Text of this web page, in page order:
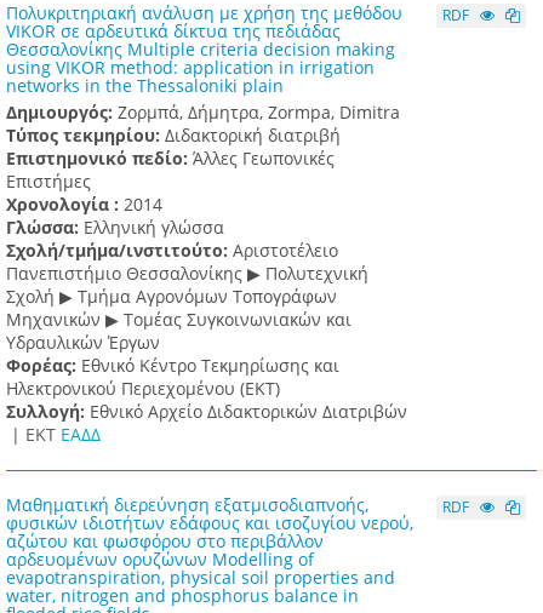
Πολυκριτηριακή ανάλυση με χρήση της μεθόδου
VIKOR σε αρδευτικά δίκτυα της πεδιάδας
Θεσσαλονίκης Multiple criteria decision making
using VIKOR method: application in irrigation
networks in the Thessaloniki plain
Δημιουργός: Ζορμπά, Δήμητρα, Zormpa, Dimitra
Τύπος τεκμηρίου: Διδακτορική διατριβή
Επιστημονικό πεδίο: Άλλες Γεωπονικές
Επιστήμες
Χρονολογία : 2014
Γλώσσα: Ελληνική γλώσσα
Σχολή/τμήμα/ινστιτούτο: Αριστοτέλειο
Πανεπιστήμιο Θεσσαλονίκης ▶ Πολυτεχνική
Σχολή ▶ Τμήμα Αγρονόμων Τοπογράφων
Μηχανικών ▶ Τομέας Συγκοινωνιακών και
Υδραυλικών Έργων
Φορέας: Εθνικό Κέντρο Τεκμηρίωσης και
Ηλεκτρονικού Περιεχομένου (ΕΚΤ)
Συλλογή: Εθνικό Αρχείο Διδακτορικών Διατριβών
| ΕΚΤ ΕΑΔΔ
RDF
Μαθηματική διερεύνηση εξατμισοδιαπνοής,
φυσικών ιδιοτήτων εδάφους και ισοζυγίου νερού,
αζώτου και φωσφόρου στο περιβάλλον
αρδευομένων ορυζώνων Modelling of
evapotranspiration, physical soil properties and
water, nitrogen and phosphorus balance in
RDF